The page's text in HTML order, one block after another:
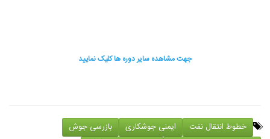
جهت مشاهده سایر دوره ها کلیک نمایید
خطوط انتقال نفت ایمنی جوشکاری
بازرسی جوش